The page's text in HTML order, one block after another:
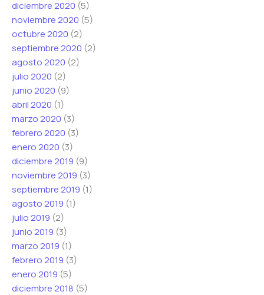
diciembre 2020 (5)
noviembre 2020 (5)
octubre 2020 (2)
septiembre 2020 (2)
agosto 2020 (2)
julio 2020 (2)
junio 2020 (9)
abril 2020 (1)
marzo 2020 (3)
febrero 2020 (3)
enero 2020 (3)
diciembre 2019 (9)
noviembre 2019 (3)
septiembre 2019 (1)
agosto 2019 (1)
julio 2019 (2)
junio 2019 (3)
marzo 2019 (1)
febrero 2019 (3)
enero 2019 (5)
diciembre 2018 (5)